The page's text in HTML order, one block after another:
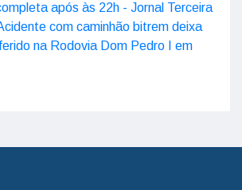
após às 22h - Jornal Terceira
com caminhão bitrem deixa
na Rodovia Dom Pedro I em